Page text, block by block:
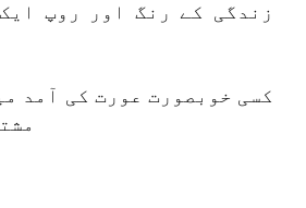
زندگی کے رنگ اور روپ
کسی خوبصورت عورت کی آمد